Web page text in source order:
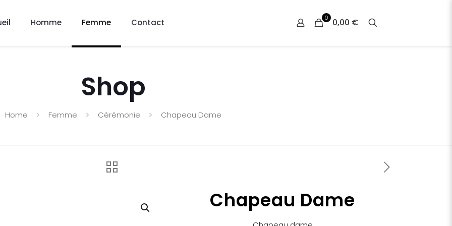
Homme Femme Contact 0 0,00 €
Shop
Home Femme Cérémonie Chapeau Dame
Chapeau Dame